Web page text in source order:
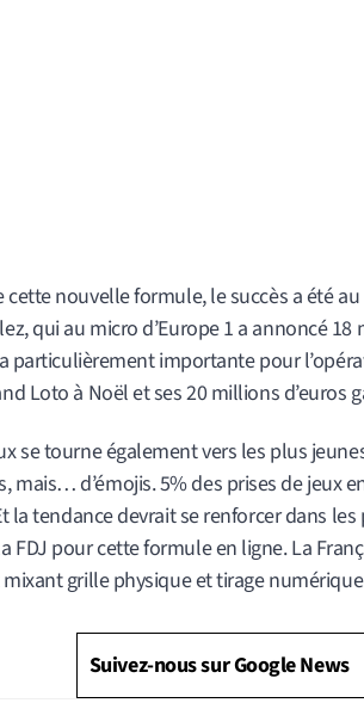
nouvelle formule, le succès a été au
qui au micro d’Europe 1 a annoncé
particulièrement importante pour
Loto à Noël et ses 20 millions d’euros
se tourne également vers les plus
mais… d’émojis. 5% des prises de jeux
la tendance devrait se renforcer dans
FDJ pour cette formule en ligne. La
grille physique et tirage
Suivez-nous sur Google News